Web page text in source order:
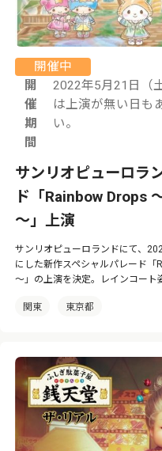
開催中
開
催
期
間
2022年5月21日（
は上演が無い日も
い。
サンリオピューロラ
ド「Rainbow Drops
～」上演
サンリオピューロランドにて、
にした新作スペシャルパレード「
～」の上演を決定。レインコート
関東 東京都